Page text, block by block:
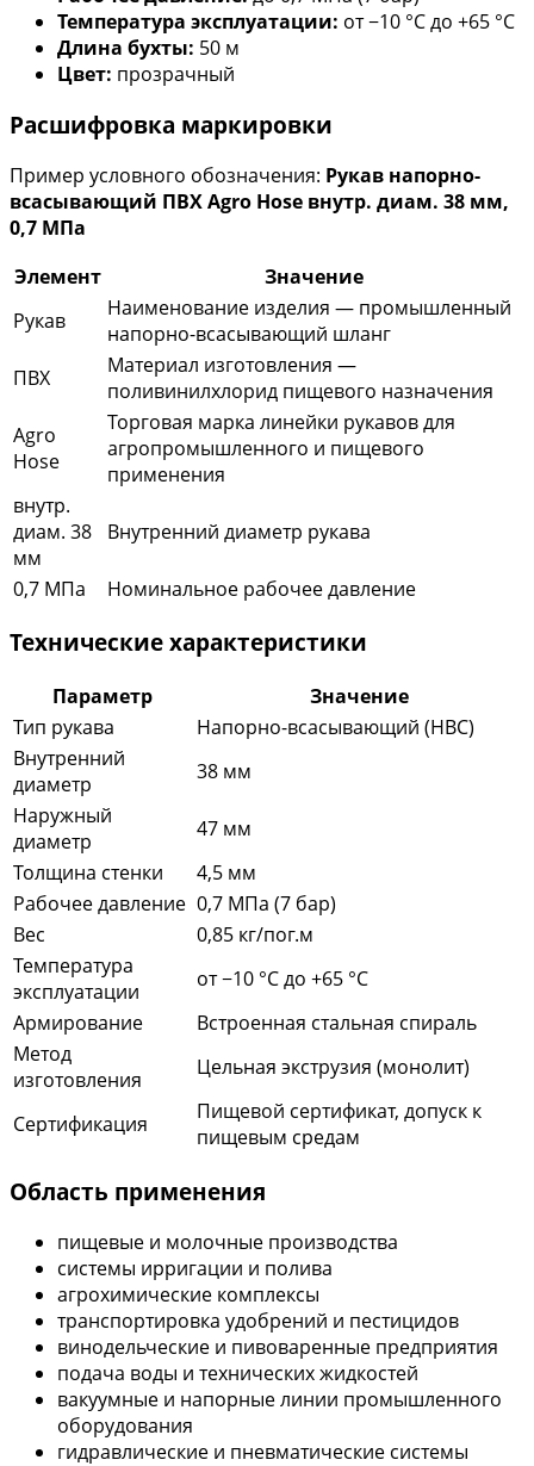
Температура эксплуатации: от −10 °C до +65 °C
Длина бухты: 50 м
Цвет: прозрачный
Расшифровка маркировки
Пример условного обозначения: Рукав напорно-
всасывающий ПВХ Agro Hose внутр. диам. 38 мм,
0,7 МПа
Элемент
Значение
Рукав
Наименование изделия — промышленный
напорно-всасывающий шланг
ПВХ
Материал изготовления —
поливинилхлорид пищевого назначения
Agro
Hose
Торговая марка линейки рукавов для
агропромышленного и пищевого
применения
внутр.
диам. 38
мм
Внутренний диаметр рукава
0,7 МПа Номинальное рабочее давление
Технические характеристики
Параметр
Значение
Тип рукава
Напорно-всасывающий (НВС)
Внутренний
диаметр
38 мм
Наружный
диаметр
47 мм
Толщина стенки
4,5 мм
Рабочее давление 0,7 МПа (7 бар)
Вес
0,85 кг/пог.м
Температура
эксплуатации
от −10 °C до +65 °C
Армирование
Встроенная стальная спираль
Метод
изготовления
Цельная экструзия (монолит)
Сертификация
Пищевой сертификат, допуск к
пищевым средам
Область применения
пищевые и молочные производства
системы ирригации и полива
агрохимические комплексы
транспортировка удобрений и пестицидов
винодельческие и пивоваренные предприятия
подача воды и технических жидкостей
вакуумные и напорные линии промышленного
оборудования
гидравлические и пневматические системы